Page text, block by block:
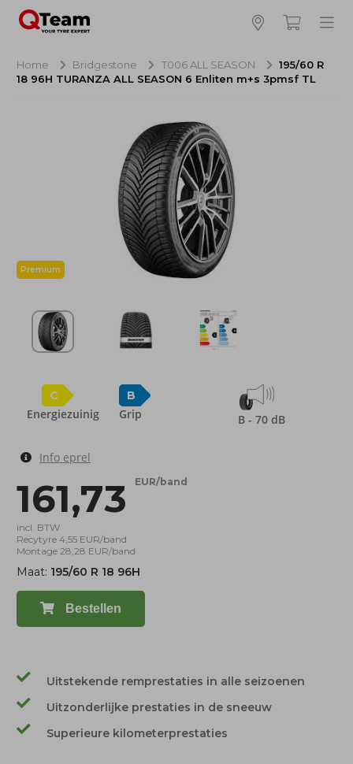
Hoeveel banden wilt u bestellen?
Totaal inclusief BTW:
Bestellen
Annuleren
Home Bridgestone T006 ALL SEASON
195/60 R
18 96H TURANZA ALL SEASON 6 Enliten m+s 3pmsf TL
Premium
C
Energiezuinig
B
Grip B - 70 dB
Info eprel
161,73 EUR/band
incl. BTW
Recytyre 4,55 EUR/band
Montage 28,28 EUR/band
Maat: 195/60 R 18 96H
Bestellen
Uitstekende remprestaties in alle seizoenen
Uitzonderlijke prestaties in de sneeuw
Superieure kilometerprestaties